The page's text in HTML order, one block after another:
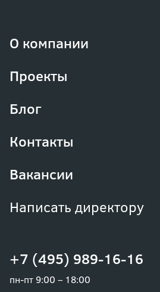
+7 (495) 989-16-16
пн-пт 9:00 – 18:00
О компании
Проекты
Блог
Контакты
Вакансии
Написать директору